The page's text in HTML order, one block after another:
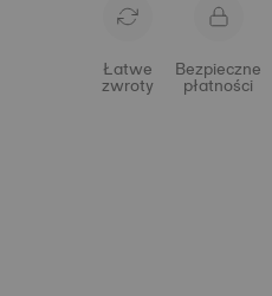
Łatwe
zwroty
Bezpieczne
płatności